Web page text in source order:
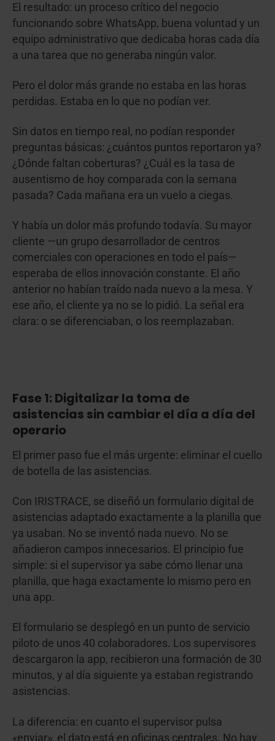
El resultado: un proceso crítico del negocio
funcionando sobre WhatsApp, buena voluntad y un
equipo administrativo que dedicaba horas cada día
a una tarea que no generaba ningún valor.
Pero el dolor más grande no estaba en las horas
perdidas. Estaba en lo que no podían ver.
Sin datos en tiempo real, no podían responder
preguntas básicas: ¿cuántos puntos reportaron ya?
¿Dónde faltan coberturas? ¿Cuál es la tasa de
ausentismo de hoy comparada con la semana
pasada? Cada mañana era un vuelo a ciegas.
Y había un dolor más profundo todavía. Su mayor
cliente —un grupo desarrollador de centros
comerciales con operaciones en todo el país—
esperaba de ellos innovación constante. El año
anterior no habían traído nada nuevo a la mesa. Y
ese año, el cliente ya no se lo pidió. La señal era
clara: o se diferenciaban, o los reemplazaban.
Fase 1: Digitalizar la toma de
asistencias sin cambiar el día a día del
operario
El primer paso fue el más urgente: eliminar el cuello
de botella de las asistencias.
Con IRISTRACE, se diseñó un formulario digital de
asistencias adaptado exactamente a la planilla que
ya usaban. No se inventó nada nuevo. No se
añadieron campos innecesarios. El principio fue
simple: si el supervisor ya sabe cómo llenar una
planilla, que haga exactamente lo mismo pero en
una app.
El formulario se desplegó en un punto de servicio
piloto de unos 40 colaboradores. Los supervisores
descargaron la app, recibieron una formación de 30
minutos, y al día siguiente ya estaban registrando
asistencias.
La diferencia: en cuanto el supervisor pulsa
«enviar», el dato está en oficinas centrales. No hay